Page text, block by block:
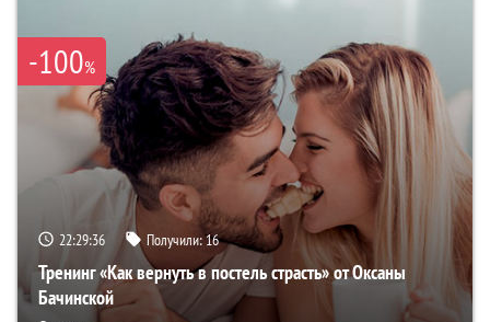
-100%
22:29:35 Получили:16
Тренинг «Как вернуть в постель страсть» от Оксаны
Бачинской